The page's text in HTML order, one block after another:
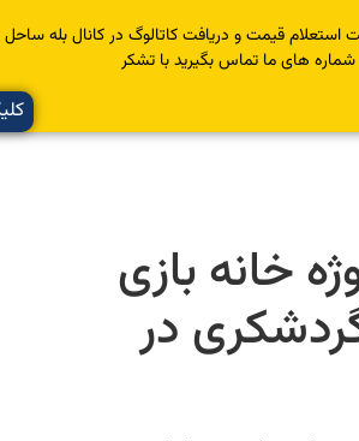
و دریافت کاتالوگ در کانال بله ساحل عضو یا با
ما تماس بگیرید با تشکر
کلیک کنید
بازی
در